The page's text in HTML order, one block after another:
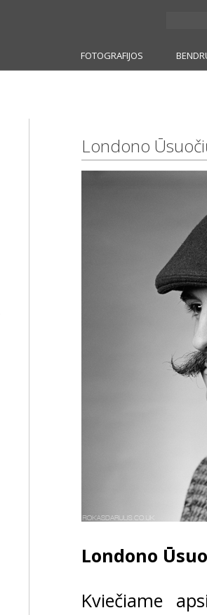
FOTOGRAFIJOS
Londono
Londono
Kviečiame